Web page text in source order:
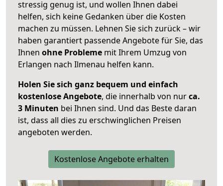
stressig genug ist, und wollen Ihnen dabei
helfen, sich keine Gedanken über die Kosten
machen zu müssen. Lehnen Sie sich zurück – wir
haben garantiert passende Angebote für Sie, das
Ihnen ohne Probleme mit Ihrem Umzug von
Erlangen nach Ilmenau helfen kann.
Holen Sie sich ganz bequem und einfach
kostenlose Angebote, die innerhalb von nurca.
3 Minuten bei Ihnen sind. Und das Beste daran
ist, dass all dies zu erschwinglichen Preisen
angeboten werden.
Kostenlose Angebote erhalten